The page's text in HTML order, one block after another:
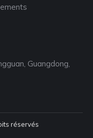
Guangdong,
réservés